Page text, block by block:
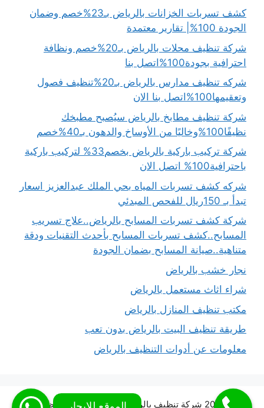
كشف تسربات الخزانات بالرياض بـ23%خصم وضمان
الجودة 100%| تقارير معتمدة
شركة تنظيف محلات بالرياض بـ20%خصم ونظافة
احترافية بجودة100%اتصل بنا
شركه تنظيف مدارس بالرياض بـ20%تنظيف فصول
وتعقيمها100%اتصل بنا الان
شركة تنظيف مطابخ بالرياض سيُصبح مطبخك
نظيفًا100%وخاليًا من الأوساخ والدهون بـ40%خصم
شركة تركيب باركية بالرياض بخصم33% لتركيب باركية
باحترافية100% اتصل الان
شركه كشف تسربات المياه بحي الملك عبدالعزيز اسعار
تبدأ بـ 150ريال للفحص المبدئي
شركة كشف تسربات المسابح بالرياض..علاج تسريب
المسابح..كشف تسربات المسابح بأحدث التقنيات ودقة
متناهية..صيانة المسابح بضمان الجودة
نجار خشب بالرياض
شراء اثاث مستعمل بالرياض
مكتب تنظيف المنازل بالرياض
طريقة تنظيف البيت بالرياض بدون تعب
معلومات عن أدوات التنظيف بالرياض
© 2026 شركة تنظيف بالرياض شركة المملكة للتنظيف •